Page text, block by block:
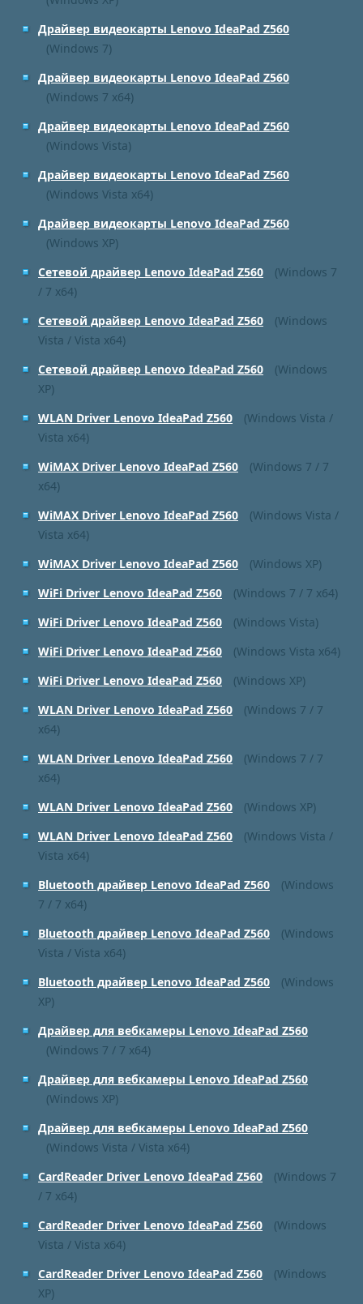
Драйвер видеокарты Lenovo IdeaPad Z560
(Windows 7)
Драйвер видеокарты Lenovo IdeaPad Z560
(Windows 7 x64)
Драйвер видеокарты Lenovo IdeaPad Z560
(Windows Vista)
Драйвер видеокарты Lenovo IdeaPad Z560
(Windows Vista x64)
Драйвер видеокарты Lenovo IdeaPad Z560
(Windows XP)
Сетевой драйвер Lenovo IdeaPad Z560
(Windows 7
/ 7 x64)
Сетевой драйвер Lenovo IdeaPad Z560
(Windows
Vista / Vista x64)
Сетевой драйвер Lenovo IdeaPad Z560
(Windows
XP)
WLAN Driver Lenovo IdeaPad Z560
(Windows Vista /
Vista x64)
WiMAX Driver Lenovo IdeaPad Z560
(Windows 7 / 7
x64)
WiMAX Driver Lenovo IdeaPad Z560
(Windows Vista /
Vista x64)
WiMAX Driver Lenovo IdeaPad Z560
(Windows XP)
WiFi Driver Lenovo IdeaPad Z560
(Windows 7 / 7 x64)
WiFi Driver Lenovo IdeaPad Z560
(Windows Vista)
WiFi Driver Lenovo IdeaPad Z560
(Windows Vista x64)
WiFi Driver Lenovo IdeaPad Z560
(Windows XP)
WLAN Driver Lenovo IdeaPad Z560
(Windows 7 / 7
x64)
WLAN Driver Lenovo IdeaPad Z560
(Windows 7 / 7
x64)
WLAN Driver Lenovo IdeaPad Z560
(Windows XP)
WLAN Driver Lenovo IdeaPad Z560
(Windows Vista /
Vista x64)
Bluetooth драйвер Lenovo IdeaPad Z560
(Windows
7 / 7 x64)
Bluetooth драйвер Lenovo IdeaPad Z560
(Windows
Vista / Vista x64)
Bluetooth драйвер Lenovo IdeaPad Z560
(Windows
XP)
Драйвер для вебкамеры Lenovo IdeaPad Z560
(Windows 7 / 7 x64)
Драйвер для вебкамеры Lenovo IdeaPad Z560
(Windows XP)
Драйвер для вебкамеры Lenovo IdeaPad Z560
(Windows Vista / Vista x64)
CardReader Driver Lenovo IdeaPad Z560
(Windows 7
/ 7 x64)
CardReader Driver Lenovo IdeaPad Z560
(Windows
Vista / Vista x64)
CardReader Driver Lenovo IdeaPad Z560
(Windows
XP)